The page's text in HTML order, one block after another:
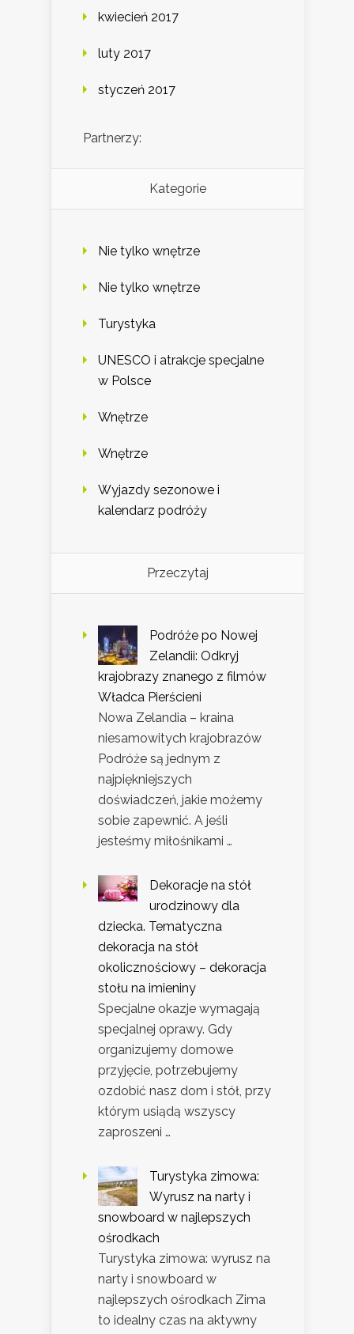
kwiecień 2017
luty 2017
styczeń 2017
Partnerzy:
Kategorie
Nie tylko wnętrze
Nie tylko wnętrze
Turystyka
UNESCO i atrakcje specjalne
w Polsce
Wnętrze
Wnętrze
Wyjazdy sezonowe i
kalendarz podróży
Przeczytaj
Podróże po Nowej
Zelandii: Odkryj
krajobrazy znanego z filmów
Władca Pierścieni
Nowa Zelandia – kraina
niesamowitych krajobrazów
Podróże są jednym z
najpiękniejszych
doświadczeń, jakie możemy
sobie zapewnić. A jeśli
jesteśmy miłośnikami …
Dekoracje na stół
urodzinowy dla
dziecka. Tematyczna
dekoracja na stół
okolicznościowy – dekoracja
stołu na imieniny
Specjalne okazje wymagają
specjalnej oprawy. Gdy
organizujemy domowe
przyjęcie, potrzebujemy
ozdobić nasz dom i stół, przy
którym usiądą wszyscy
zaproszeni …
Turystyka zimowa:
Wyrusz na narty i
snowboard w najlepszych
ośrodkach
Turystyka zimowa: wyrusz na
narty i snowboard w
najlepszych ośrodkach Zima
to idealny czas na aktywny